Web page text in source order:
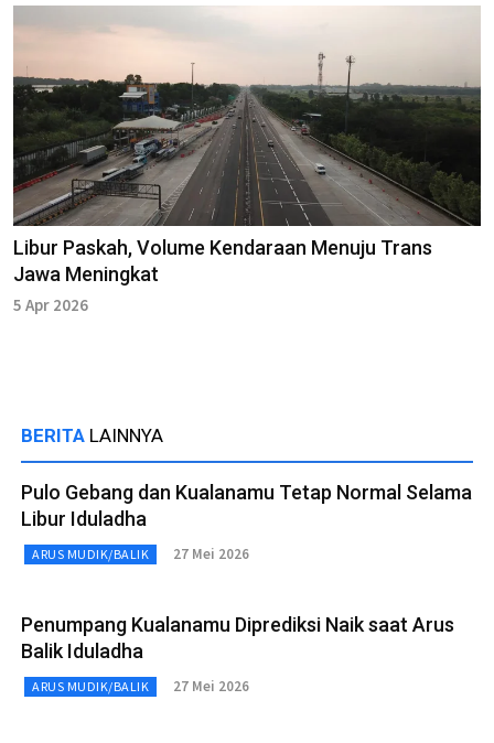
Libur Paskah, Volume Kendaraan Menuju Trans
Jawa Meningkat
5 Apr 2026
BERITA LAINNYA
Pulo Gebang dan Kualanamu Tetap Normal Selama
Libur Iduladha
ARUS MUDIK/BALIK 27 Mei 2026
Penumpang Kualanamu Diprediksi Naik saat Arus
Balik Iduladha
ARUS MUDIK/BALIK 27 Mei 2026